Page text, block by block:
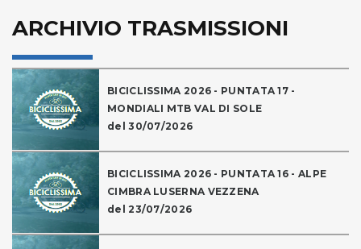
ARCHIVIO TRASMISSIONI
BICICLISSIMA 2026 - PUNTATA 17 -
MONDIALI MTB VAL DI SOLE
del 30/07/2026
BICICLISSIMA 2026 - PUNTATA 16 - ALPE
CIMBRA LUSERNA VEZZENA
del 23/07/2026